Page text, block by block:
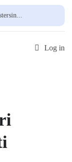
Log in